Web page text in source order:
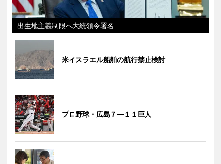
出生地主義制限へ大統領令署名
米イスラエル船舶の航行禁止検討
プロ野球・広島７―１１巨人